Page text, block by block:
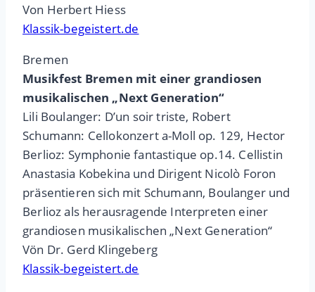
Von Herbert Hiess
Klassik-begeistert.de
Bremen
Musikfest Bremen mit einer grandiosen
musikalischen „Next Generation“
Lili Boulanger: D’un soir triste, Robert
Schumann: Cellokonzert a-Moll op. 129, Hector
Berlioz: Symphonie fantastique op.14. Cellistin
Anastasia Kobekina und Dirigent Nicolò Foron
präsentieren sich mit Schumann, Boulanger und
Berlioz als herausragende Interpreten einer
grandiosen musikalischen „Next Generation“
Vön Dr. Gerd Klingeberg
Klassik-begeistert.de